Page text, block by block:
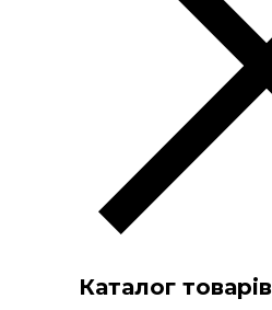
Каталог товарів